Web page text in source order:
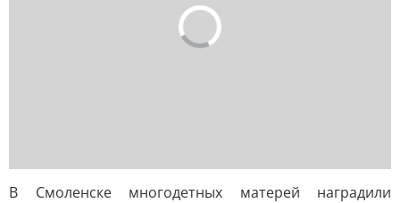
В Смоленске многодетных матерей наградили